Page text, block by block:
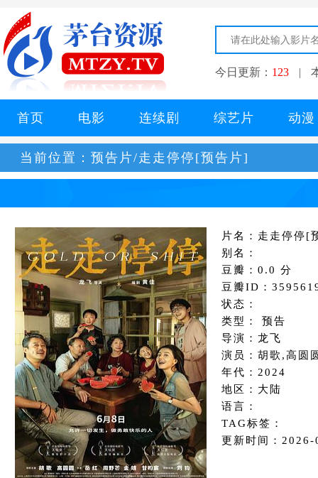
今日更新： 123 |
首页 电影 连续剧 综艺片 动漫
当前位置： 预告片/走走停停[预告片]
片名：走走停停[
别名：
豆瓣：0.0 分
豆瓣ID：
状态：
类型： 预告
导演：龙飞
演员：胡歌,高圆
年代：2024
地区：大陆
语言：
TAG标签：
更新时间：